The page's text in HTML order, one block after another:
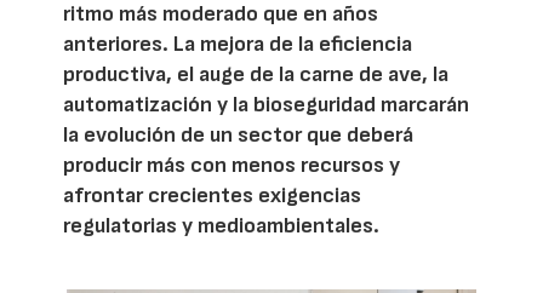
ritmo más moderado que en años
anteriores. La mejora de la eficiencia
productiva, el auge de la carne de ave, la
automatización y la bioseguridad marcarán
la evolución de un sector que deberá
producir más con menos recursos y
afrontar crecientes exigencias
regulatorias y medioambientales.